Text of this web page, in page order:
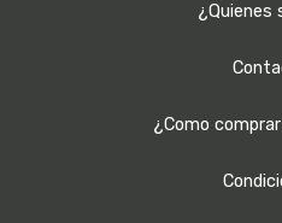
¿Quienes
¿Como